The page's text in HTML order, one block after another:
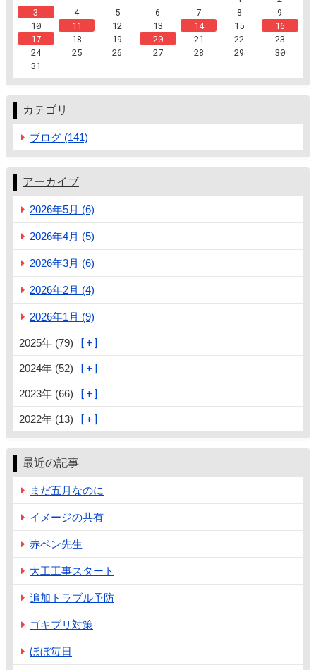
3
4 5 6 7 8
9
10
11 12 13 14 15
16
17
18 19 20 21 22
23
24
25 26 27 28 29
30
31
カテゴリ
ブログ (141)
アーカイブ
2026年5月 (6)
2026年4月 (5)
2026年3月 (6)
2026年2月 (4)
2026年1月 (9)
2025年 (79)
2024年 (52)
2023年 (66)
2022年 (13)
最近の記事
まだ五月なのに
イメージの共有
赤ペン先生
大工工事スタート
追加トラブル予防
ゴキブリ対策
ほぼ毎日